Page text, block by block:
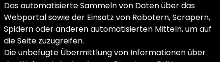
Das automatisierte Sammeln von Daten über das
Webportal sowie der Einsatz von Robotern, Scrapern,
Spidern oder anderen automatisierten Mitteln, um auf
die Seite zuzugreifen.
Die unbefugte Übermittlung von Informationen über